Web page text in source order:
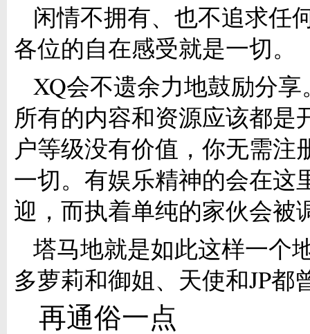
闲情不拥有、也不追求任
各位的自在感受就是一切。
XQ会不遗余力地鼓励分
所有的内容和资源应该都是
户等级没有价值，你无需注
一切。有娱乐精神的会在这
迎，而执着单纯的家伙会被
塔马地就是如此这样一个
多萝莉和御姐、天使和JP都
再通俗一点